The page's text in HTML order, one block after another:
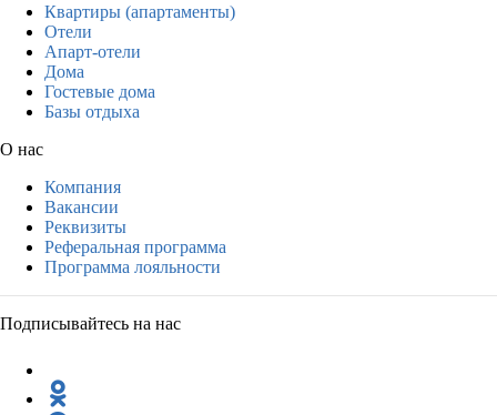
Квартиры (апартаменты)
Отели
Апарт-отели
Дома
Гостевые дома
Базы отдыха
О нас
Компания
Вакансии
Реквизиты
Реферальная программа
Программа лояльности
Подписывайтесь на нас